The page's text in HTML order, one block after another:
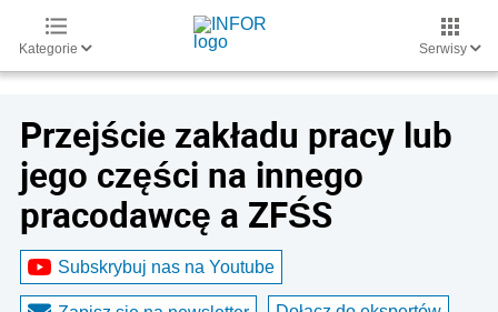
Kategorie Serwisy
Przejście zakładu pracy lub
jego części na innego
pracodawcę a ZFŚS
Subskrybuj nas na Youtube